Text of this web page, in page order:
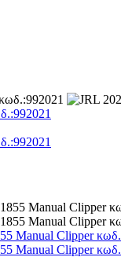
Manual Clipper
Manual Clipper